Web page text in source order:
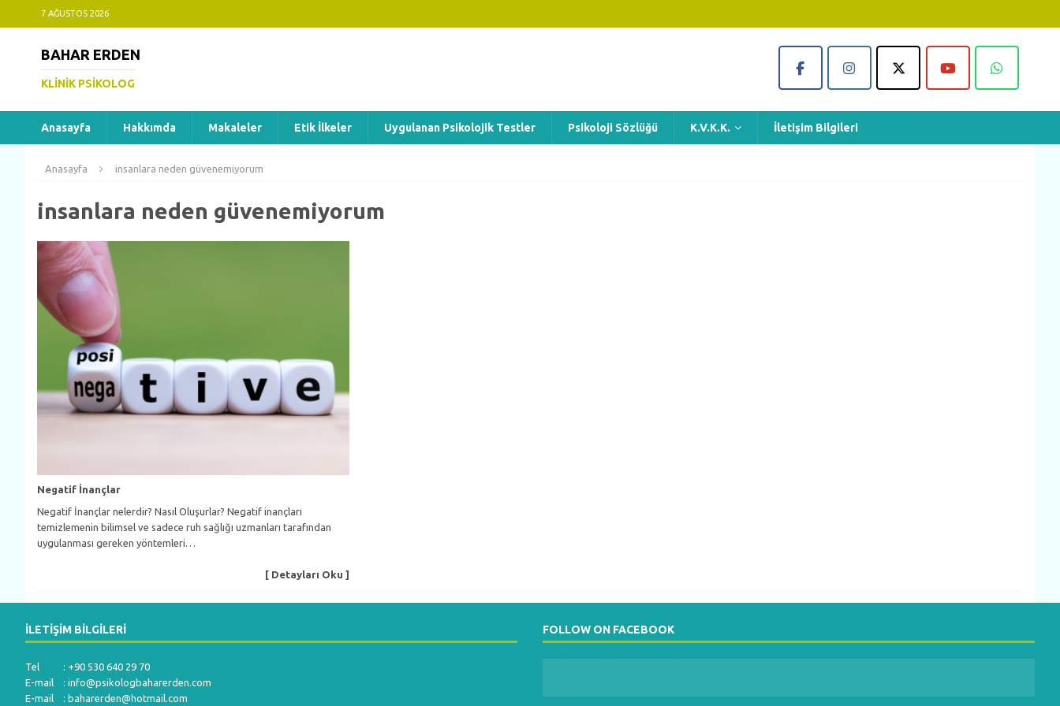
7 AĞUSTOS 2026
BAHAR ERDEN
KLINIK PSIKOLOG
Anasayfa Hakkımda Makaleler Etik İlkeler Uygulanan Psikolojik Testler Psikoloji Sözlüğü K.V.K.K. İletişim Bilgileri
Anasayfa insanlara neden güvenemiyorum
insanlara neden güvenemiyorum
Negatif İnançlar
Negatif İnançlar nelerdir? Nasıl Oluşurlar? Negatif inançları
temizlemenin bilimsel ve sadece ruh sağlığı uzmanları tarafından
uygulanması gereken yöntemleri…
[ Detayları Oku ]
İLETIŞIM BILGILERI
Tel : +90 530 640 29 70
E-mail : info@psikologbaharerden.com
E-mail : baharerden@hotmail.com
FOLLOW ON FACEBOOK